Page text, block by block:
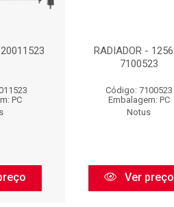
PC
RADIADOR -
7100523
Código: 7100523
Embalagem: PC
Notus
Ver preço